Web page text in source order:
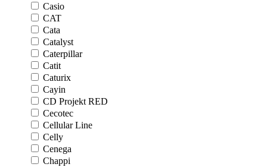
Casio
CAT
Cata
Catalyst
Caterpillar
Catit
Caturix
Cayin
CD Projekt RED
Cecotec
Cellular Line
Celly
Cenega
Chappi